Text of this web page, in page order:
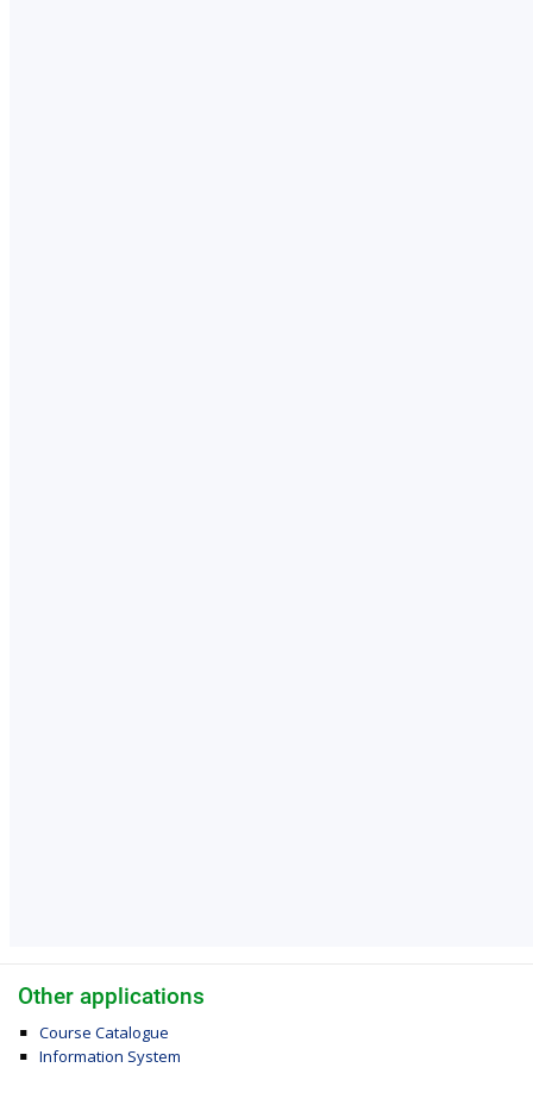
Other applications
Course Catalogue
Information System